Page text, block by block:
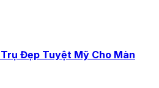
Đẹp Tuyệt Mỹ Cho Màn